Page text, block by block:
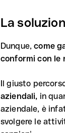
La
Dunque,come
conformi con le
Il giusto
aziendali, in
aziendale, è
svolgere le